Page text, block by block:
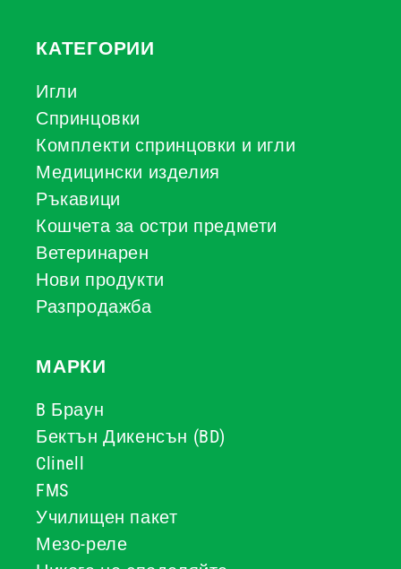
КАТЕГОРИИ
Игли
Спринцовки
Комплекти спринцовки и игли
Медицински изделия
Ръкавици
Кошчета за остри предмети
Ветеринарен
Нови продукти
Разпродажба
МАРКИ
B Браун
Бектън Дикенсън (BD)
Clinell
FMS
Училищен пакет
Мезо-реле